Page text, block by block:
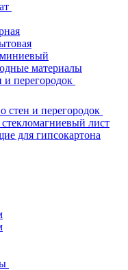
материалы
и перегородок
стен и перегородок
лист
для гипсокартона